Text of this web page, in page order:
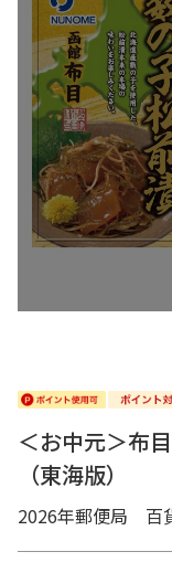
＜お中元＞布
（東海版）
2026年郵便局 百